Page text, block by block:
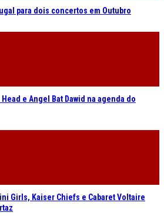
para dois concertos em Outubro
e Angel Bat Dawid na agenda do
Girls, Kaiser Chiefs e Cabaret Voltaire